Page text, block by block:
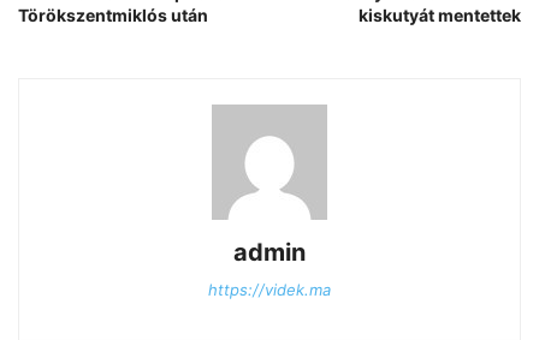
Törökszentmiklós után
kiskutyát mentettek
admin
https://videk.ma